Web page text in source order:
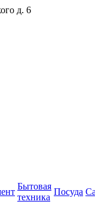
д. 6
Бытовая
техника
Посуда